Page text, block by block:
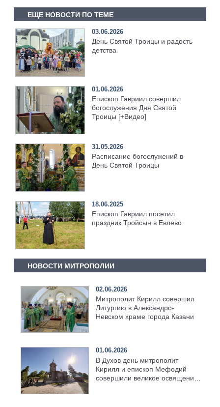
ЕЩЕ НОВОСТИ ПО ТЕМЕ
03.06.2026
День Святой Троицы и радость
детства
01.06.2026
Епископ Гавриил совершил
богослужения Дня Святой
Троицы [+Видео]
31.05.2026
Расписание богослужений в
День Святой Троицы
18.06.2025
Епископ Гавриил посетил
праздник Тройсын в Евлево
НОВОСТИ МИТРОПОЛИИ
02.06.2026
Митрополит Кирилл совершил
Литургию в Александро-
Невском храме города Казани
01.06.2026
В Духов день митрополит
Кирилл и епископ Мефодий
совершили великое освящение